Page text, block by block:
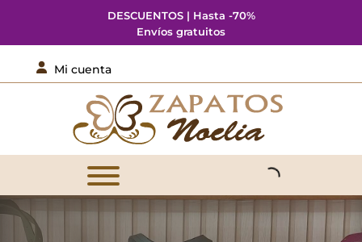
DESCUENTOS | Hasta -70%
Envíos gratuitos
 Mi cuenta